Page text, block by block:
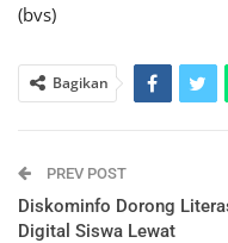
(bvs)
Bagikan
PREV POST
Diskominfo Dorong
Digital Siswa Lewat